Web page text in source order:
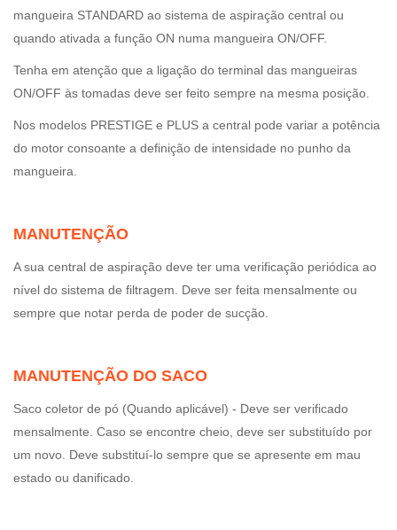
mangueira STANDARD ao sistema de aspiração central ou
quando ativada a função ON numa mangueira ON/OFF.
Tenha em atenção que a ligação do terminal das mangueiras
ON/OFF às tomadas deve ser feito sempre na mesma posição.
Nos modelos PRESTIGE e PLUS a central pode variar a potência
do motor consoante a definição de intensidade no punho da
mangueira.
MANUTENÇÃO
A sua central de aspiração deve ter uma verificação periódica ao
nível do sistema de filtragem. Deve ser feita mensalmente ou
sempre que notar perda de poder de sucção.
MANUTENÇÃO DO SACO
Saco coletor de pó (Quando aplicável) - Deve ser verificado
mensalmente. Caso se encontre cheio, deve ser substituído por
um novo. Deve substituí-lo sempre que se apresente em mau
estado ou danificado.